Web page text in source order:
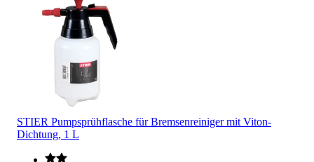
STIER Pumpsprühflasche für Bremsenreiniger mit Viton-
Dichtung, 1 L